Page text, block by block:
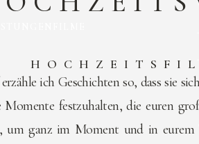
ich Geschichten so, dass sie
Momente festzuhalten, die euren
um ganz im Moment und in eurem